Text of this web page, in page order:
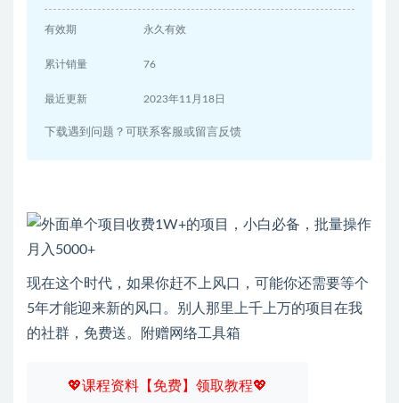
有效期 永久有效
累计销量 76
最近更新 2023年11月18日
下载遇到问题？可联系客服或留言反馈
现在这个时代，如果你赶不上风口，可能你还需要等个
5年才能迎来新的风口。别人那里上千上万的项目在我
的社群，免费送。附赠网络工具箱
💖课程资料【免费】领取教程💖